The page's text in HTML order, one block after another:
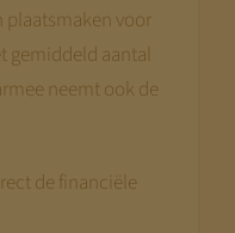
plaatsmaken voor
gemiddeld aantal
neemt ook de
de financiële